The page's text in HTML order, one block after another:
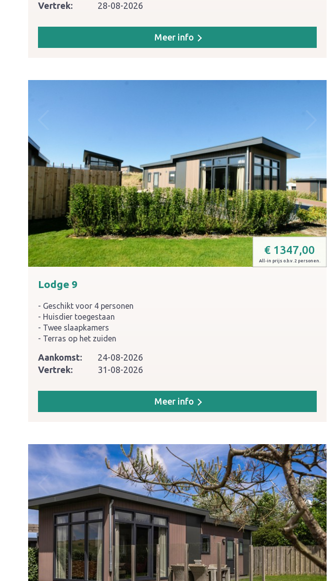
€ 1347,00
All-in prijs o.b.v. 2 personen.
Lodge 9
Geschikt voor 4 personen
Huisdier toegestaan
Twee slaapkamers
Terras op het zuiden
Aankomst:
24-08-2026
Vertrek:
31-08-2026
Meer info
Vertrek:
28-08-2026
Meer info